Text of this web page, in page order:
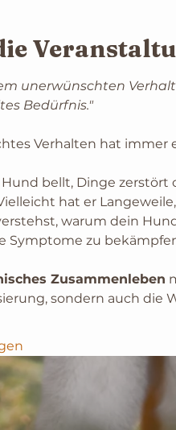
unerwünschten
Bedürfnis."
Verhalten hat immer
bellt, Dinge
hat er
warum dein
Symptome zu
Zusammenleben
sondern auch die